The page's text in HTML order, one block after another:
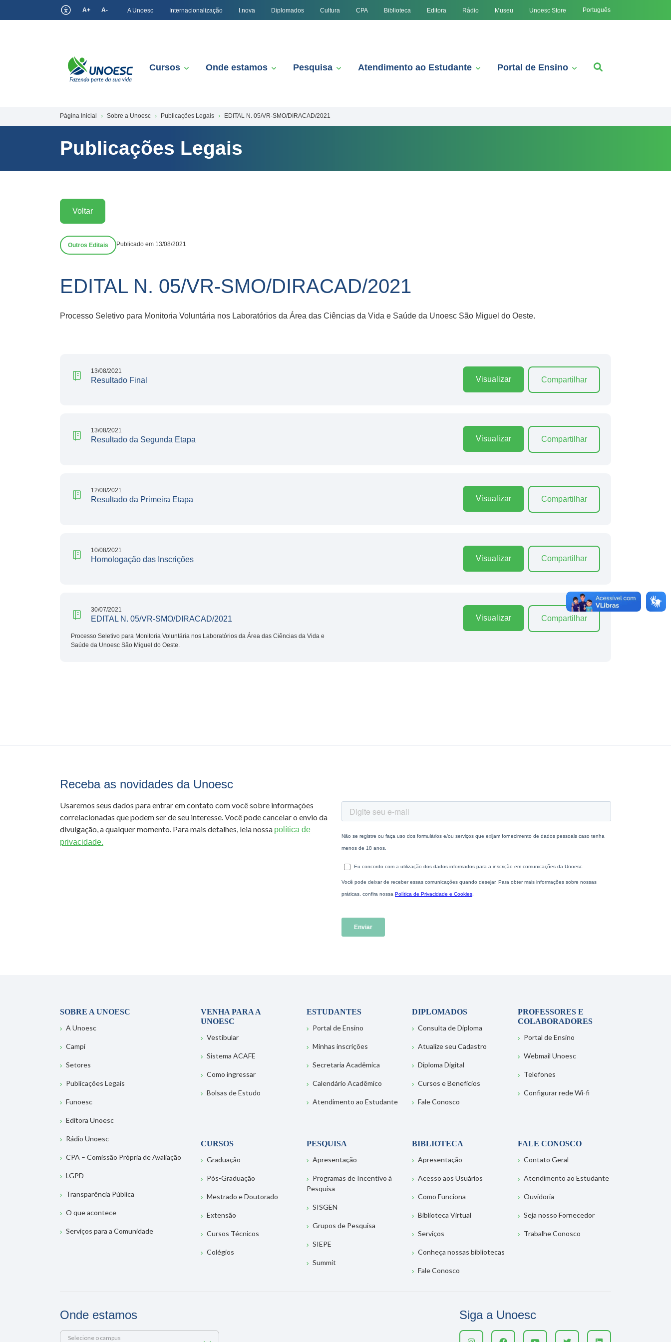
A+ A- A Unoesc Internacionalização I.nova Diplomados Cultura CPA Biblioteca Editora Rádio Museu Unoesc Store Português
Cursos Onde estamos Pesquisa Atendimento ao Estudante Portal de Ensino
Página Inicial Sobre a Unoesc Publicações Legais EDITAL N. 05/VR-SMO/DIRACAD/2021
Publicações Legais
Voltar
Outros Editais Publicado em 13/08/2021
EDITAL N. 05/VR-SMO/DIRACAD/2021
Processo Seletivo para Monitoria Voluntária nos Laboratórios da Área das Ciências da Vida e Saúde da Unoesc São Miguel do Oeste.
13/08/2021
Resultado Final Visualizar Compartilhar
13/08/2021
Resultado da Segunda Etapa Visualizar Compartilhar
12/08/2021
Resultado da Primeira Etapa Visualizar Compartilhar
10/08/2021
Homologação das Inscrições Visualizar Compartilhar
30/07/2021
EDITAL N. 05/VR-SMO/DIRACAD/2021
Processo Seletivo para Monitoria Voluntária nos Laboratórios da Área das Ciências da Vida e
Saúde da Unoesc São Miguel do Oeste.
Visualizar Compartilhar
Receba as novidades da Unoesc
Usaremos seus dados para entrar em contato com você sobre informações
correlacionadas que podem ser de seu interesse. Você pode cancelar o envio da
divulgação, a qualquer momento. Para mais detalhes, leia nossa política de
privacidade.
SOBRE A UNOESC
A Unoesc
Campi
Setores
Publicações Legais
Funoesc
Editora Unoesc
Rádio Unoesc
CPA – Comissão Própria de Avaliação
LGPD
Transparência Pública
O que acontece
Serviços para a Comunidade
VENHA PARA A
UNOESC
Vestibular
Sistema ACAFE
Como ingressar
Bolsas de Estudo
ESTUDANTES
Portal de Ensino
Minhas inscrições
Secretaria Acadêmica
Calendário Acadêmico
Atendimento ao Estudante
DIPLOMADOS
Consulta de Diploma
Atualize seu Cadastro
Diploma Digital
Cursos e Benefícios
Fale Conosco
PROFESSORES E
COLABORADORES
Portal de Ensino
Webmail Unoesc
Telefones
Configurar rede Wi-fi
CURSOS
Graduação
Pós-Graduação
Mestrado e Doutorado
Extensão
Cursos Técnicos
Colégios
PESQUISA
Apresentação
Programas de Incentivo à
Pesquisa
SISGEN
Grupos de Pesquisa
SIEPE
Summit
BIBLIOTECA
Apresentação
Acesso aos Usuários
Como Funciona
Biblioteca Virtual
Serviços
Conheça nossas bibliotecas
Fale Conosco
FALE CONOSCO
Contato Geral
Atendimento ao Estudante
Ouvidoria
Seja nosso Fornecedor
Trabalhe Conosco
Onde estamos
Selecione o campus
Siga a Unoesc